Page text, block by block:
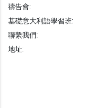
教會事工
禱告會:
基礎意大利語學習班:
聯繫我們:
地址: